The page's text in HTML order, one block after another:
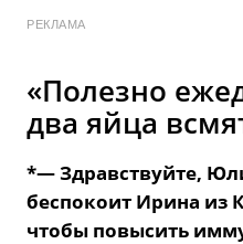
РЕКЛАМА
«Полезно
два яйца
*— Здравствуйте,
беспокоит Ирина из
чтобы повысить